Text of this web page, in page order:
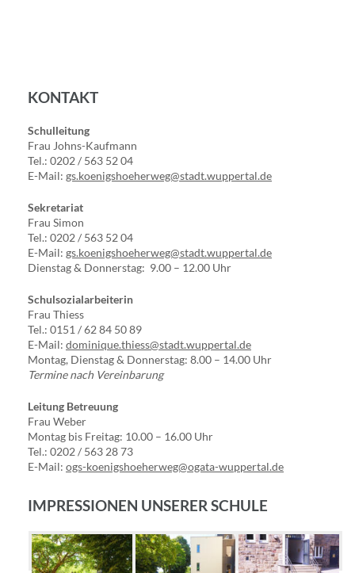
KONTAKT
Schulleitung
Frau Johns-Kaufmann
Tel.: 0202 / 563 52 04
E-Mail: gs.koenigshoeherweg@stadt.wuppertal.de
Sekretariat
Frau Simon
Tel.: 0202 / 563 52 04
E-Mail: gs.koenigshoeherweg@stadt.wuppertal.de
Dienstag & Donnerstag: 9.00 – 12.00 Uhr
Schulsozialarbeiterin
Frau Thiess
Tel.: 0151 / 62 84 50 89
E-Mail: dominique.thiess@stadt.wuppertal.de
Montag, Dienstag & Donnerstag: 8.00 – 14.00 Uhr
Termine nach Vereinbarung
Leitung Betreuung
Frau Weber
Montag bis Freitag: 10.00 – 16.00 Uhr
Tel.: 0202 / 563 28 73
E-Mail: ogs-koenigshoeherweg@ogata-wuppertal.de
IMPRESSIONEN UNSERER SCHULE